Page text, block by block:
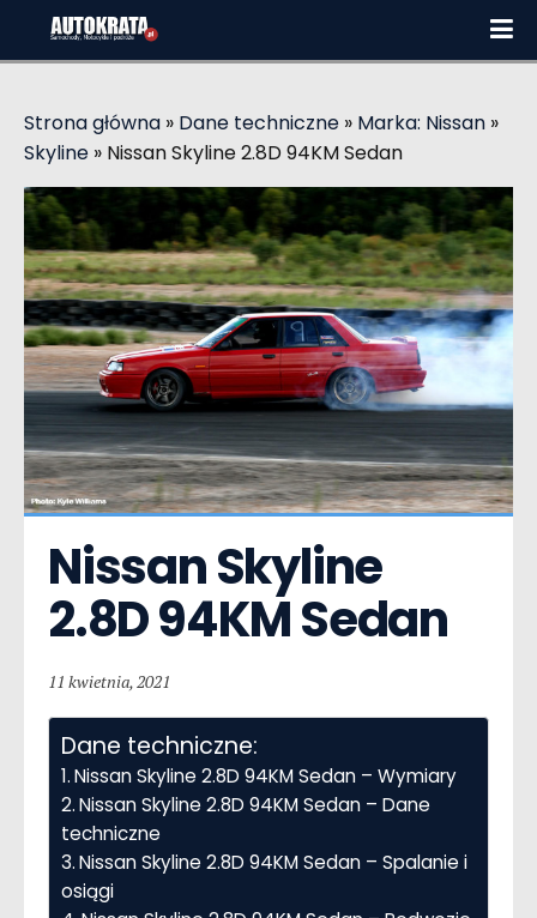
Strona główna » Dane techniczne » Marka: Nissan »
Skyline » Nissan Skyline 2.8D 94KM Sedan
Nissan Skyline
2.8D 94KM Sedan
11 kwietnia, 2021
Dane techniczne:
Nissan Skyline 2.8D 94KM Sedan – Wymiary
Nissan Skyline 2.8D 94KM Sedan – Dane
techniczne
Nissan Skyline 2.8D 94KM Sedan – Spalanie i
osiągi